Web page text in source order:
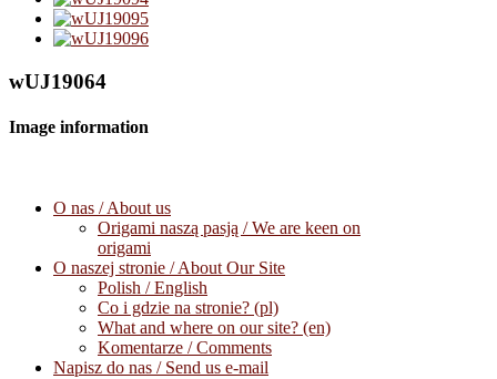
wUJ19064
Image information
O nas / About us
Origami naszą pasją / We are keen on
origami
O naszej stronie / About Our Site
Polish / English
Co i gdzie na stronie? (pl)
What and where on our site? (en)
Komentarze / Comments
Napisz do nas / Send us e-mail